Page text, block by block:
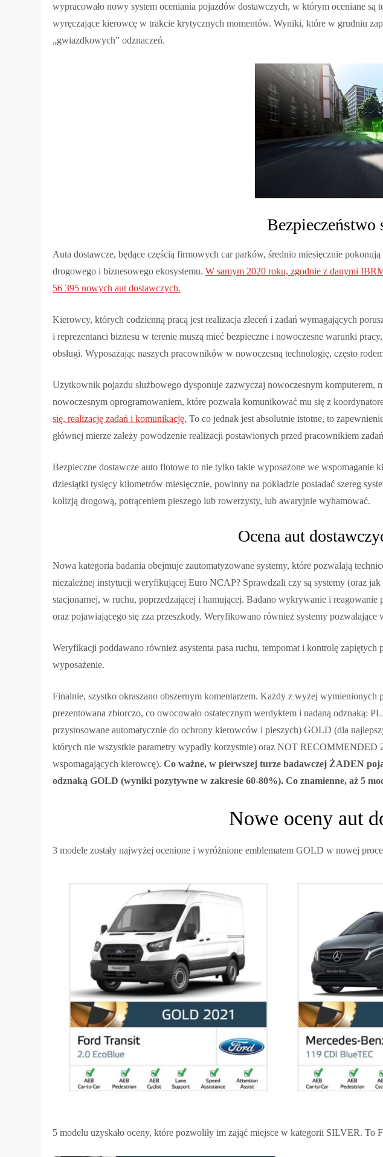
wypracowało nowy system oceniania pojazdów dostawczych, w którym oceniane są
wyręczające kierowcę w trakcie krytycznych momentów. Wyniki, które w grudniu
„gwiazdkowych” odznaczeń.
Auta dostawcze, będące częścią firmowych car parków, średnio miesięcznie
drogowego i biznesowego ekosystemu.W samym 2020 roku, zgodnie z danymi
56 395 nowych aut dostawczych.
Kierowcy, których codzienną pracą jest realizacja zleceń i zadań wymagających
i reprezentanci biznesu w terenie muszą mieć bezpieczne i nowoczesne warunki
obsługi. Wyposażając naszych pracowników w nowoczesną technologię, często
Użytkownik pojazdu służbowego dysponuje zazwyczaj nowoczesnym
nowoczesnym oprogramowaniem, które pozwala komunikować mu się z
się, realizację zadań i komunikację. To co jednak jest absolutnie istotne, to
głównej mierze zależy powodzenie realizacji postawionych przed pracownikiem
Bezpieczne dostawcze auto flotowe to nie tylko takie wyposażone we
dziesiątki tysięcy kilometrów miesięcznie, powinny na pokładzie posiadać szereg
kolizją drogową, potrąceniem pieszego lub rowerzysty, lub awaryjnie wyhamować.
Ocena aut
Nowa kategoria badania obejmuje zautomatyzowane systemy, które pozwalają
niezależnej instytucji weryfikującej Euro NCAP? Sprawdzali czy są systemy (oraz
stacjonarnej, w ruchu, poprzedzającej i hamującej. Badano wykrywanie i reagowanie
oraz pojawiającego się zza przeszkody. Weryfikowano również systemy
Weryfikacji poddawano również asystenta pasa ruchu, tempomat i kontrolę
wyposażenie.
Finalnie, szystko okraszano obszernym komentarzem. Każdy z wyżej
prezentowana zbiorczo, co owocowało ostatecznym werdyktem i nadaną odznaką:
przystosowane automatycznie do ochrony kierowców i pieszych) GOLD (dla
których nie wszystkie parametry wypadły korzystnie) oraz NOT RECOMMENDED
wspomagających kierowcę).Co ważne, w pierwszej turze badawczej ŻADEN
odznaką GOLD (wyniki pozytywne w zakresie 60-80%). Co znamienne, aż 5
Nowe oceny aut
3 modele zostały najwyżej ocenione i wyróżnione emblematem GOLD w nowej
5 modelu uzyskało oceny, które pozwoliły im zająć miejsce w kategorii SILVER.